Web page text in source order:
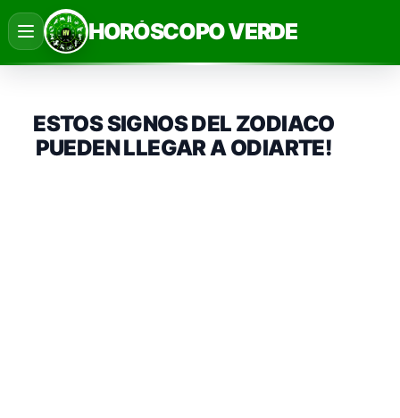
Saltar
al
contenido
HORÓSCOPO VERDE
ESTOS SIGNOS DEL ZODIACO
PUEDEN LLEGAR A ODIARTE!